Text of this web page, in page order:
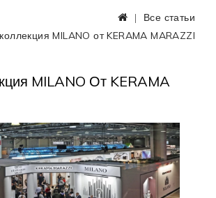
Все статьи
MILANO от KERAMA MARAZZI
MILANO От KERAMA